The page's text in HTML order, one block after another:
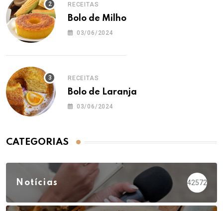
RECEITAS
Bolo de Milho
03/06/2024
RECEITAS
Bolo de Laranja
03/06/2024
CATEGORIAS
Notícias 42572